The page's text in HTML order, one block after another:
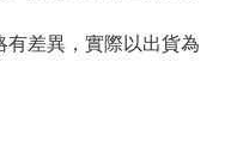
差異，實際以出貨為